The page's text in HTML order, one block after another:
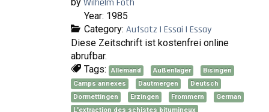
Wilhelm Foth
Year: 1985
Category: Aufsatz | Essai | Essay
Diese Zeitschrift ist kostenfrei online
abrufbar.
Tags:
Allemand Außenlager
Bisingen
Camps annexes
Dautmergen
Deutsch
Dormettingen
Erzingen Frommern
German
L'extraction des schistes bitumineux